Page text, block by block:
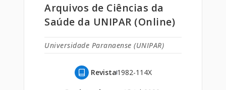
Arquivos de Ciências da
Saúde da UNIPAR (Online)
Universidade Paranaense (UNIPAR)
Revista1982-114X